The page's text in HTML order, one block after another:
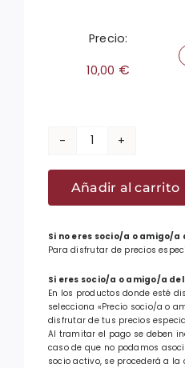
Precio:
10,00 €
Pendientes
con
forma
lauburu
y
brillantitos
cantidad
Añadir al carrito
Si no eres socio/a o amigo/a
Para disfrutar de precios
Si eres socio/a o amigo/a del
En los productos donde esté
selecciona «Precio socio/a o
disfrutar de tus precios
Al tramitar el pago se deben
caso de que no podamos
socio activo, se procederá a